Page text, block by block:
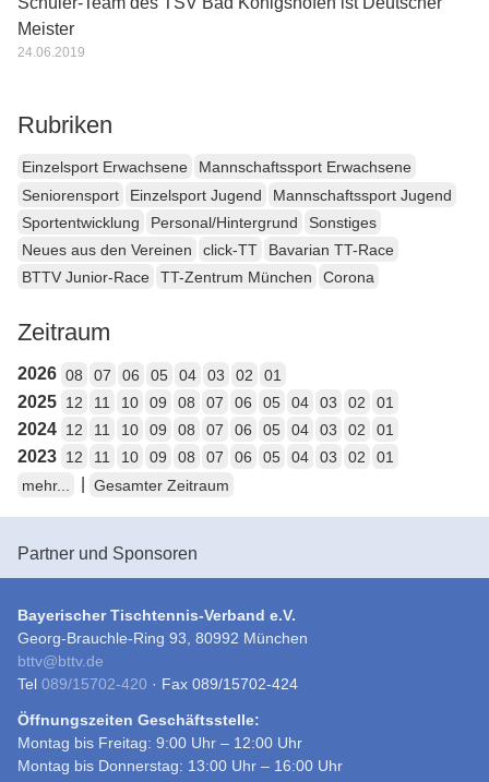
Meister
24.06.2019
Rubriken
Einzelsport Erwachsene
Mannschaftssport Erwachsene
Seniorensport
Einzelsport Jugend
Mannschaftssport Jugend
Sportentwicklung
Personal/Hintergrund
Sonstiges
Neues aus den Vereinen
click-TT
Bavarian TT-Race
BTTV Junior-Race
TT-Zentrum München Corona
Zeitraum
2026 08 07 06 05 04 03 02 01
2025 12 11 10 09 08 07 06 05 04 03 02 01
2024 12 11 10 09 08 07 06 05 04 03 02 01
2023 12 11 10 09 08 07 06 05 04 03 02
01
mehr...
Gesamter Zeitraum
Partner und Sponsoren
Bayerischer Tischtennis-Verband e.V.
Georg-Brauchle-Ring 93, 80992 München
bttv@bttv.de
Tel 089/15702-420 · Fax 089/15702-424
Öffnungszeiten Geschäftsstelle:
Montag bis Freitag: 9:00 Uhr – 12:00 Uhr
Montag bis Donnerstag: 13:00 Uhr – 16:00 Uhr